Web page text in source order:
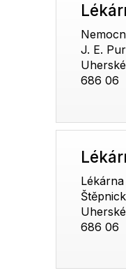
J. E.
686 06
Lékárna
686 06